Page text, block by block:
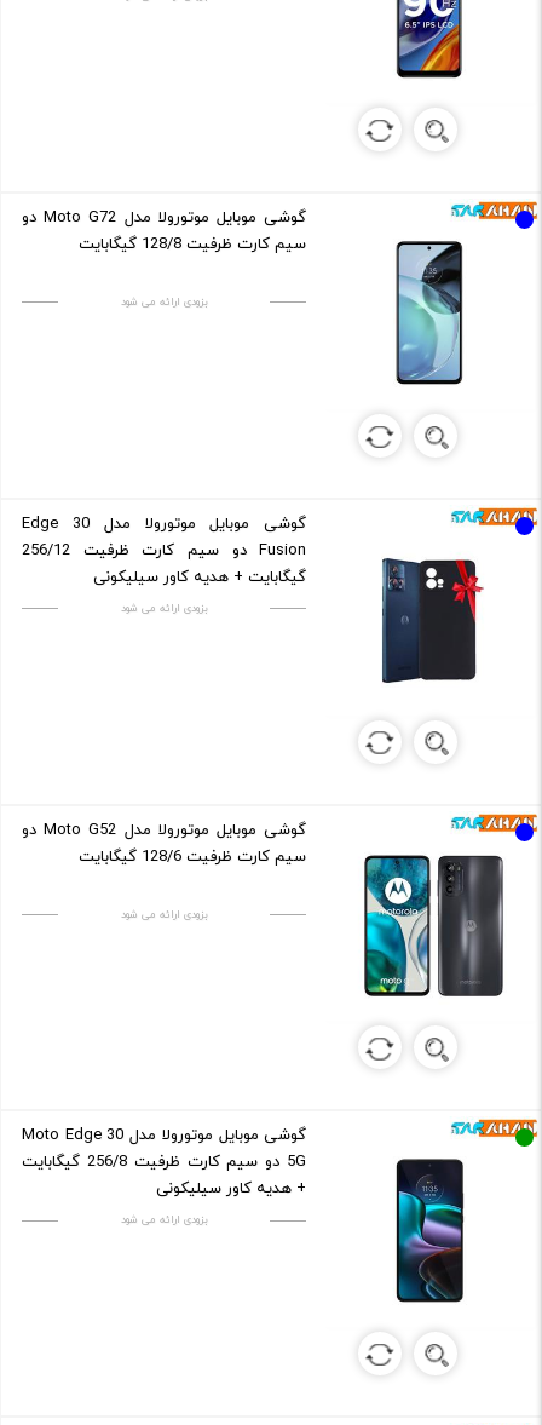
گوشی موبایل موتورولا مدل Moto G72 دو
سیم کارت ظرفیت 128/8 گیگابایت
بزودی ارائه می شود
گوشی موبایل موتورولا مدل Edge 30
Fusion دو سیم کارت ظرفیت 256/12
گیگابایت + هدیه کاور سیلیکونی
بزودی ارائه می شود
گوشی موبایل موتورولا مدل Moto G52 دو
سیم کارت ظرفیت 128/6 گیگابایت
بزودی ارائه می شود
گوشی موبایل موتورولا مدل Moto Edge 30
5G دو سیم کارت ظرفیت 256/8 گیگابایت
+ هدیه کاور سیلیکونی
بزودی ارائه می شود